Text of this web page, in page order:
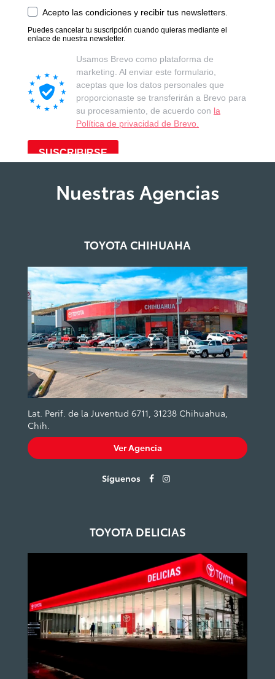
Nuestras Agencias
TOYOTA CHIHUAHA
Lat. Perif. de la Juventud 6711, 31238 Chihuahua,
Chih.
Ver Agencia
Síguenos
TOYOTA DELICIAS